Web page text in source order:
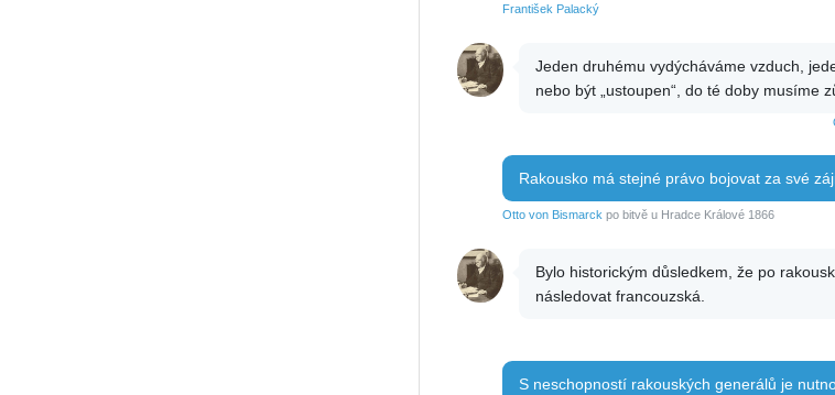
František Palacký
Jeden druhému vydýcháváme vzduch,
nebo být „ustoupen“, do té doby musíme
Rakousko má stejné právo bojovat za své
Otto von Bismarck po bitvě u Hradce Králové 1866
Bylo historickým důsledkem, že po
následovat francouzská.
S neschopností rakouských generálů je